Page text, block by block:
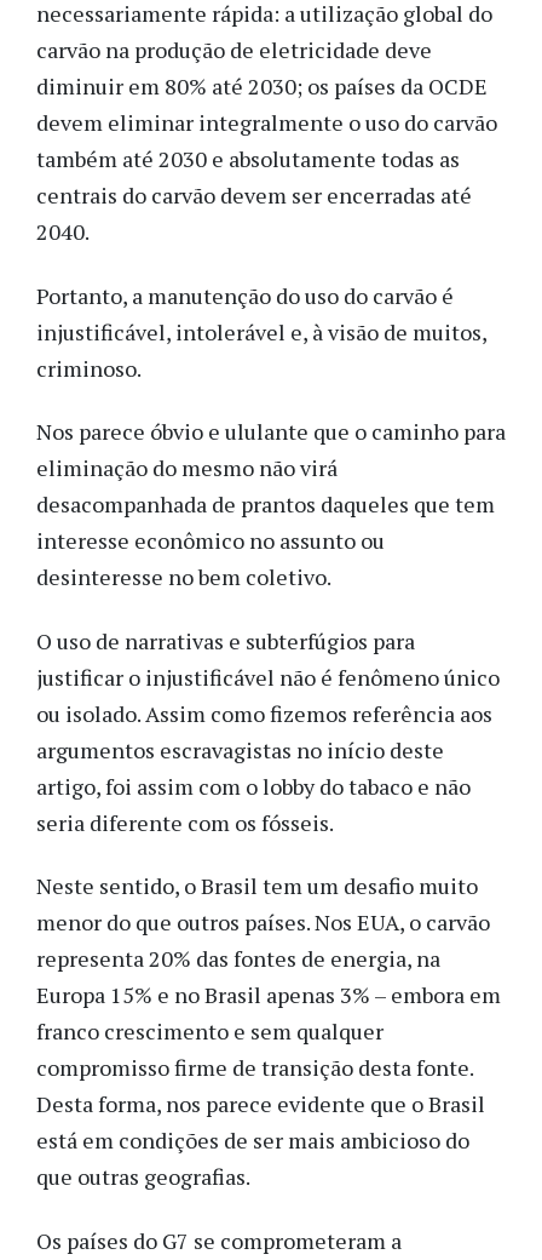
necessariamente rápida: a utilização global do
carvão na produção de eletricidade deve
diminuir em 80% até 2030; os países da OCDE
devem eliminar integralmente o uso do carvão
também até 2030 e absolutamente todas as
centrais do carvão devem ser encerradas até
2040.
Portanto, a manutenção do uso do carvão é
injustificável, intolerável e, à visão de muitos,
criminoso.
Nos parece óbvio e ululante que o caminho para
eliminação do mesmo não virá
desacompanhada de prantos daqueles que tem
interesse econômico no assunto ou
desinteresse no bem coletivo.
O uso de narrativas e subterfúgios para
justificar o injustificável não é fenômeno único
ou isolado. Assim como fizemos referência aos
argumentos escravagistas no início deste
artigo, foi assim com o lobby do tabaco e não
seria diferente com os fósseis.
Neste sentido, o Brasil tem um desafio muito
menor do que outros países. Nos EUA, o carvão
representa 20% das fontes de energia, na
Europa 15% e no Brasil apenas 3% – embora em
franco crescimento e sem qualquer
compromisso firme de transição desta fonte.
Desta forma, nos parece evidente que o Brasil
está em condições de ser mais ambicioso do
que outras geografias.
Os países do G7 se comprometeram a